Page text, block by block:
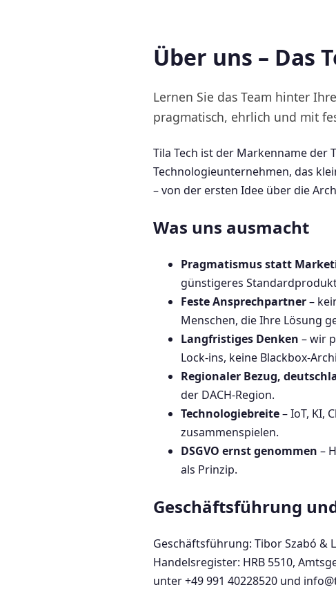
Über uns – Das
Lernen Sie das Team hinter
pragmatisch, ehrlich und mit
Tila Tech ist der Markenname der
Technologieunternehmen, das
– von der ersten Idee über die
Was uns ausmacht
Pragmatismus statt
günstigeres
Feste Ansprechpartner–
Menschen, die Ihre Lösung
Langfristiges Denken – wir
Lock-ins, keine Blackbox-
Regionaler Bezug,
der DACH-Region.
Technologiebreite– IoT, KI,
zusammenspielen.
DSGVO ernst genommen –
als Prinzip.
Geschäftsführung
Geschäftsführung: Tibor Szabó &
Handelsregister: HRB 5510,
unter +49 991 40228520 und